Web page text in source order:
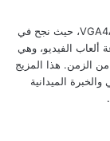
يُعد عبد الرحمن الرملي أحد الأقلام البارزة في موقع VGA4A، حيث نجح في
الفيديو، وهي
الزمن. هذا المزيج
الميدانية